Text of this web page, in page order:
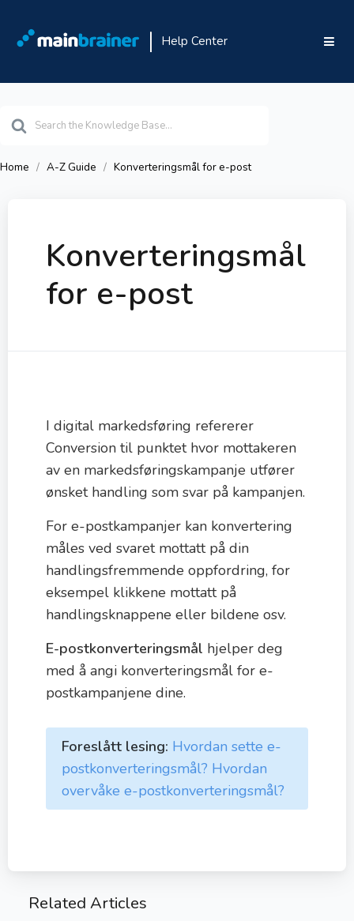
Help Center
For
Home A-Z Guide Konverteringsmål for e-post
Konverteringsmål
for e-post
I digital markedsføring refererer
Conversion til punktet hvor mottakeren
av en markedsføringskampanje utfører
ønsket handling som svar på kampanjen.
For e-postkampanjer kan konvertering
måles ved svaret mottatt på din
handlingsfremmende oppfordring, for
eksempel klikkene mottatt på
handlingsknappene eller bildene osv.
E-postkonverteringsmål hjelper deg
med å angi konverteringsmål for e-
postkampanjene dine.
Foreslått lesing: Hvordan sette e-
postkonverteringsmål? Hvordan
overvåke e-postkonverteringsmål?
Related Articles